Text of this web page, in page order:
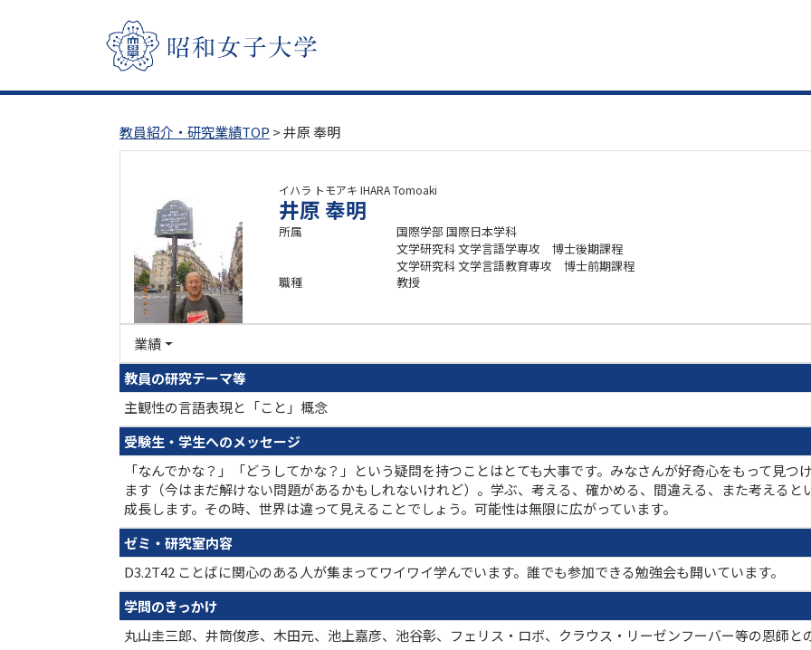
教員紹介・研究業績TOP > 井原 奉明
イハラ トモアキ IHARA Tomoaki
井原 奉明
所属
国際学部 国際日本学科
文学研究科 文学言語学専攻 博士後期課程
文学研究科 文学言語教育専攻 博士前期課程
職種
教授
業績
教員の研究テーマ等
主観性の言語表現と「こと」概念
受験生・学生へのメッセージ
「なんでかな？」「どうしてかな？」という疑問を持つことはとても大事です。みなさんが好奇心をもって見
ます（今はまだ解けない問題があるかもしれないけれど）。学ぶ、考える、確かめる、間違える、また考える
成長します。その時、世界は違って見えることでしょう。可能性は無限に広がっています。
ゼミ・研究室内容
D3.2T42 ことばに関心のある人が集まってワイワイ学んでいます。誰でも参加できる勉強会も開いています。
学問のきっかけ
丸山圭三郎、井筒俊彦、木田元、池上嘉彦、池谷彰、フェリス・ロボ、クラウス・リーゼンフーバー等の恩師と